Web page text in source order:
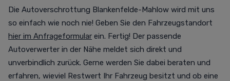
Die Autoverschrottung Blankenfelde-Mahlow wird mit uns
so einfach wie noch nie! Geben Sie den Fahrzeugstandort
hier im Anfrageformular ein. Fertig! Der passende
Autoverwerter in der Nähe meldet sich direkt und
unverbindlich zurück. Gerne werden Sie dabei beraten und
erfahren, wieviel Restwert Ihr Fahrzeug besitzt und ob eine